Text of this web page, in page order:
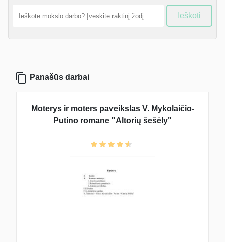
Ieškoti
Panašūs darbai
Moterys ir moters paveikslas V. Mykolaičio-
Putino romane "Altorių šešėly"